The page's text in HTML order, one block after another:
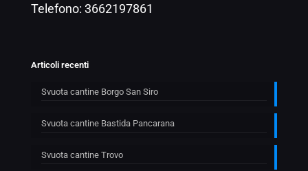
Telefono: 3662197861
Articoli recenti
Svuota cantine Borgo San Siro
Svuota cantine Bastida Pancarana
Svuota cantine Trovo